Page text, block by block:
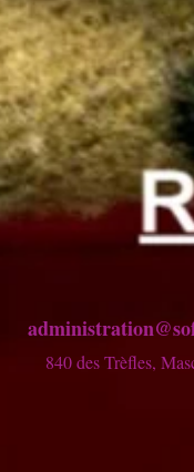
840 des Trèfles,